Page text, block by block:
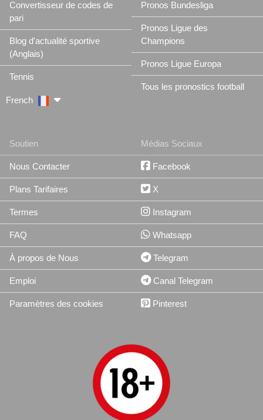
Convertisseur de codes de
pari
Blog d'actualité sportive
(Anglais)
Tennis
French
Pronos Bundesliga
Pronos Ligue des
Champions
Pronos Ligue Europa
Tous les pronostics football
Soutien
Nous Contacter
Plans Tarifaires
Termes
FAQ
À propos de Nous
Emploi
Paramètres des cookies
Médias Sociaux
Facebook
X
Instagram
Whatsapp
Telegram
Canal Telegram
Pinterest